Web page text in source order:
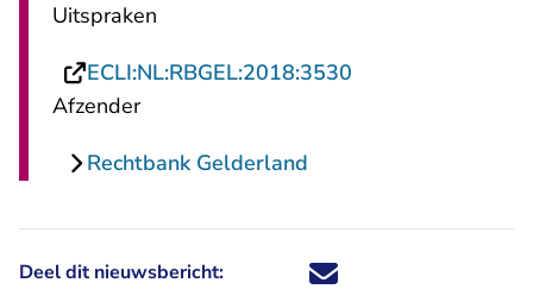
Uitspraken
ECLI:NL:RBGEL:2018:3530
Afzender
Rechtbank Gelderland
Deel dit nieuwsbericht: Deel dit nieuwsbericht via X -
Deel dit nieuwsbericht via
Deel dit nieuwsbericht
Deel dit